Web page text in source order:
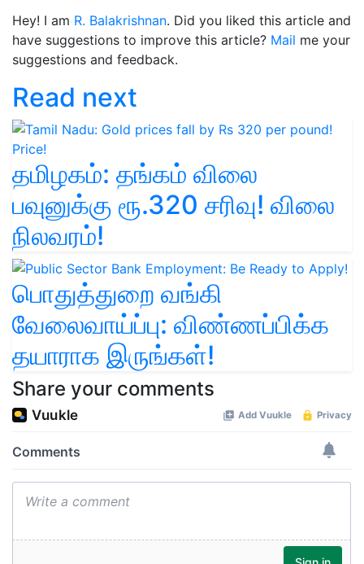
Hey! I am R. Balakrishnan. Did you liked this article and
have suggestions to improve this article? Mail me your
suggestions and feedback.
Read next
தமிழகம்: தங்கம் விலை
பவுனுக்கு ரூ.320 சரிவு! விலை
நிலவரம்!
பொதுத்துறை வங்கி
வேலைவாய்ப்பு: விண்ணப்பிக்க
தயாராக இருங்கள்!
Share your comments